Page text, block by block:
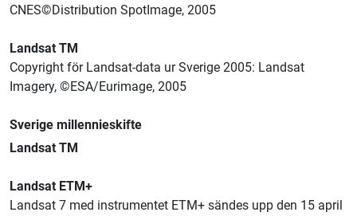
CNES©Distribution SpotImage, 2005
Landsat TM
Copyright för Landsat-data ur Sverige 2005: Landsat
Imagery, ©ESA/Eurimage, 2005
Sverige millennieskifte
Landsat TM
Landsat ETM+
Landsat 7 med instrumentet ETM+ sändes upp den 15 april